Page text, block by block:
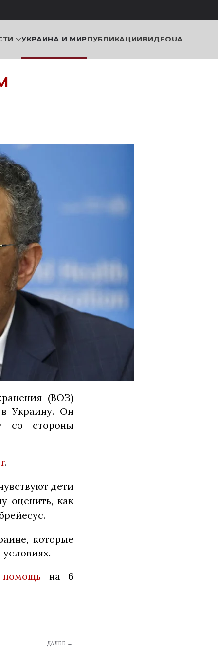
УКРАИНА И МИРПУБЛИКАЦИИВИДЕОUA
(ВОЗ)
Украину. Он
со стороны
.
дети
оценить, как
которые
помощь на 6
ДАЛЕЕ →